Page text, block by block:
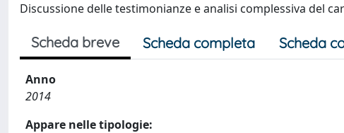
Discussione delle testimonianze e analisi complessiva del
Scheda breve Scheda completa Scheda
Anno
2014
Appare nelle tipologie: